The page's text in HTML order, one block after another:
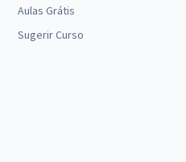
Aulas Grátis
Sugerir Curso